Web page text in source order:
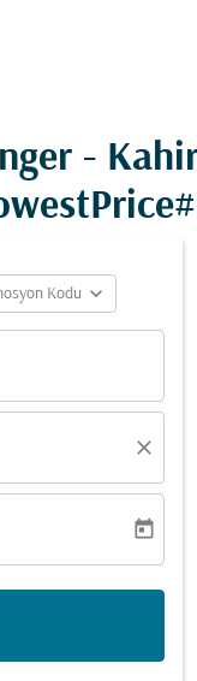
-
Kodu expand_more
close
today